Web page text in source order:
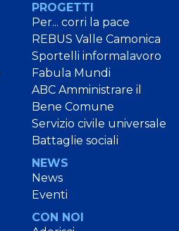
PROGETTI
Per... corri la pace
REBUS Valle Camonica
Sportelli informalavoro
Fabula Mundi
ABC Amministrare il
Bene Comune
Servizio civile universale
Battaglie sociali
NEWS
News
Eventi
CON NOI